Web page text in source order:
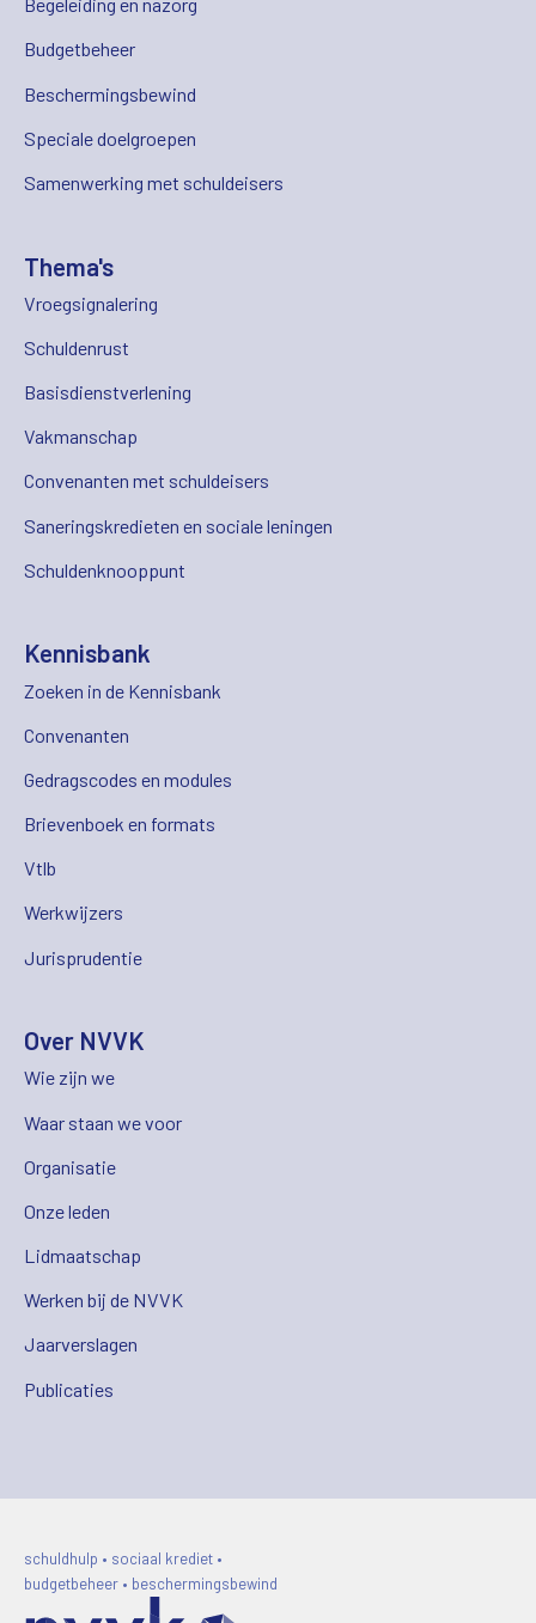
Budgetbeheer
Beschermingsbewind
Speciale doelgroepen
Samenwerking met schuldeisers
Thema's
Vroegsignalering
Schuldenrust
Basisdienstverlening
Vakmanschap
Convenanten met schuldeisers
Saneringskredieten en sociale leningen
Schuldenknooppunt
Kennisbank
Zoeken in de Kennisbank
Convenanten
Gedragscodes en modules
Brievenboek en formats
Vtlb
Werkwijzers
Jurisprudentie
Over NVVK
Wie zijn we
Waar staan we voor
Organisatie
Onze leden
Lidmaatschap
Werken bij de NVVK
Jaarverslagen
Publicaties
schuldhulp • sociaal krediet •
budgetbeheer • beschermingsbewind